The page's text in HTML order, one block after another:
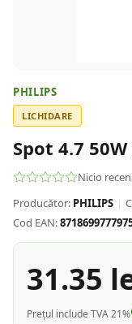
PHILIPS
LICHIDARE
Spot 4.7
Nicio
Producător: PHILIPS |
Cod EAN:
31.35
Prețul include TVA 21%